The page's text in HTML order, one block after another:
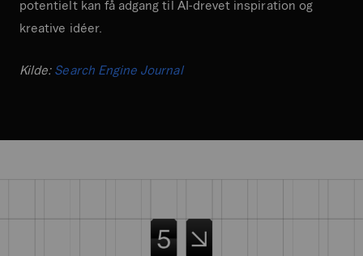
potentielt kan få adgang til AI-drevet inspiration og
kreative idéer.
Kilde: Search Engine Journal